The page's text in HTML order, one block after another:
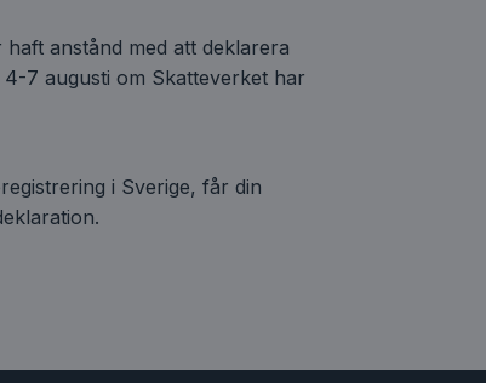
anstånd med att deklarera
7 augusti om Skatteverket har
i Sverige, får din